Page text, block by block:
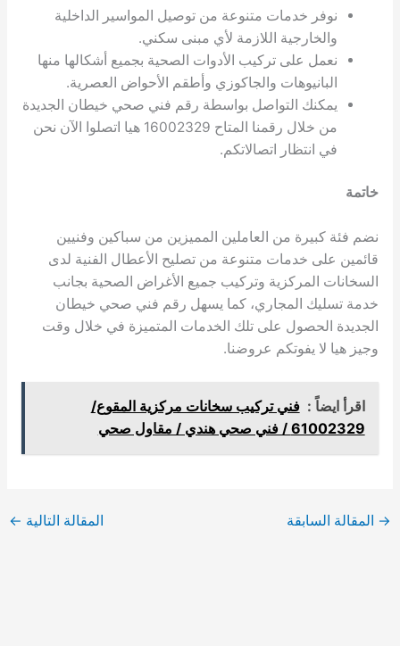
نوفر خدمات متنوعة من توصيل المواسير الداخلية
والخارجية اللازمة لأي مبنى سكني.
نعمل على تركيب الأدوات الصحية بجميع أشكالها منها
البانيوهات والجاكوزي وأطقم الأحواض العصرية.
يمكنك التواصل بواسطة رقم فني صحي خيطان الجديدة
من خلال رقمنا المتاح 16002329 هيا اتصلوا الآن نحن
في انتظار اتصالاتكم.
خاتمة
نضم فئة كبيرة من العاملين المميزين من سباكين وفنيين
قائمين على خدمات متنوعة من تصليح الأعطال الفنية لدى
السخانات المركزية وتركيب جميع الأغراض الصحية بجانب
خدمة تسليك المجاري، كما يسهل رقم فني صحي خيطان
الجديدة الحصول على تلك الخدمات المتميزة في خلال وقت
وجيز هيا لا يفوتكم عروضنا.
اقرأ ايضاً : فني تركيب سخانات مركزية المقوع/
61002329 / فني صحي هندي / مقاول صحي
→ المقالة السابقة المقالة التالية ←